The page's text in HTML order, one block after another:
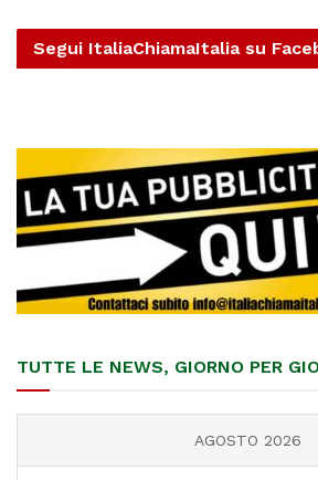
Segui ItaliaChiamaItalia su
TUTTE LE NEWS, GIORNO PER
AGOSTO 2026